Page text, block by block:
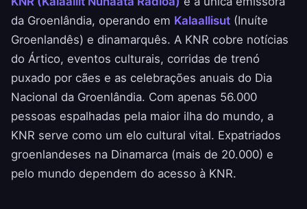
da Groenlândia, operando em Kalaallisut (Inuíte
Groenlandês) e dinamarquês. A KNR cobre notícias
do Ártico, eventos culturais, corridas de trenó
puxado por cães e as celebrações anuais do Dia
Nacional da Groenlândia. Com apenas 56.000
pessoas espalhadas pela maior ilha do mundo, a
KNR serve como um elo cultural vital. Expatriados
groenlandeses na Dinamarca (mais de 20.000) e
pelo mundo dependem do acesso à KNR.